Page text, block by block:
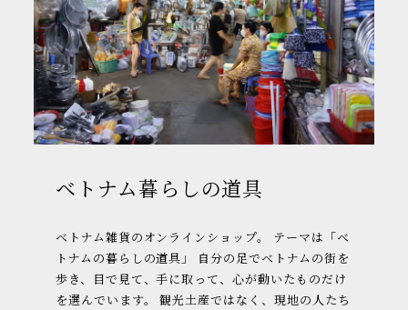
ベトナム暮らしの道具
ベトナム雑貨のオンラインショップ。 テーマは「ベ
トナムの暮らしの道具」 自分の足でベトナムの街を
歩き、目で見て、手に取って、心が動いたものだけ
を選んでいます。 観光土産ではなく、現地の人たち